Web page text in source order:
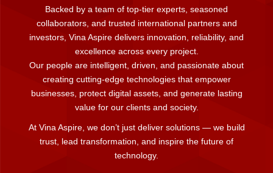
Backed by a team of top-tier experts, seasoned
collaborators, and trusted international partners and
investors, Vina Aspire delivers innovation, reliability, and
excellence across every project.
Our people are intelligent, driven, and passionate about
creating cutting-edge technologies that empower
businesses, protect digital assets, and generate lasting
value for our clients and society.
At Vina Aspire, we don’t just deliver solutions — we build
trust, lead transformation, and inspire the future of
technology.